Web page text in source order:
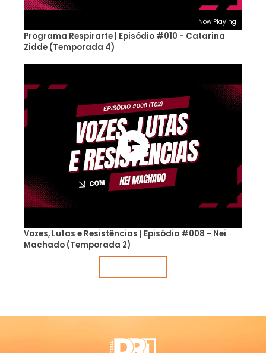
Now Playing
Programa Respirarte | Episódio #010 - Catarina
Zidde (Temporada 4)
Vozes, Lutas e Resistências | Episódio #008 - Nei
Machado (Temporada 2)